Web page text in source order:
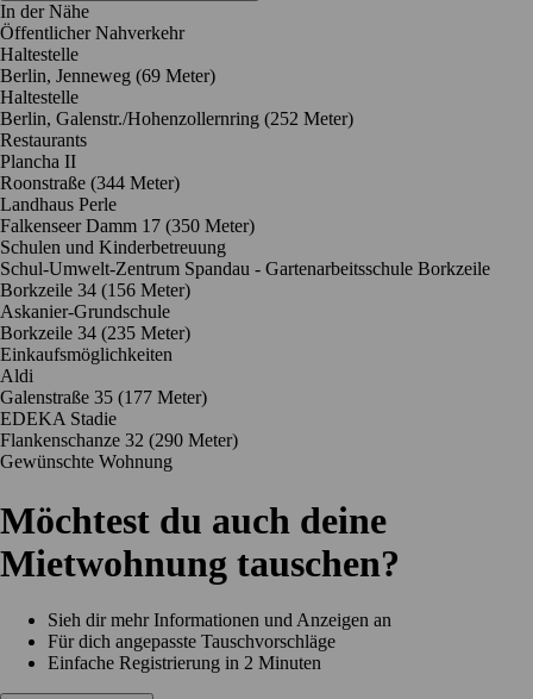
In der Nähe
Öffentlicher Nahverkehr
Haltestelle
Berlin, Jenneweg (69 Meter)
Haltestelle
Berlin, Galenstr./Hohenzollernring (252 Meter)
Restaurants
Plancha II
Roonstraße (344 Meter)
Landhaus Perle
Falkenseer Damm 17 (350 Meter)
Schulen und Kinderbetreuung
Schul-Umwelt-Zentrum Spandau - Gartenarbeitsschule Borkzeile
Borkzeile 34 (156 Meter)
Askanier-Grundschule
Borkzeile 34 (235 Meter)
Einkaufsmöglichkeiten
Aldi
Galenstraße 35 (177 Meter)
EDEKA Stadie
Flankenschanze 32 (290 Meter)
Gewünschte Wohnung
Möchtest du auch deine
Mietwohnung tauschen?
Sieh dir mehr Informationen und Anzeigen an
Für dich angepasste Tauschvorschläge
Einfache Registrierung in 2 Minuten